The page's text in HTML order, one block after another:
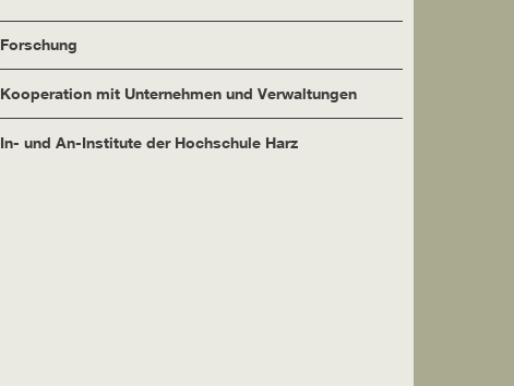
Forschung
Kooperation mit Unternehmen und Verwaltungen
In- und An-Institute der Hochschule Harz